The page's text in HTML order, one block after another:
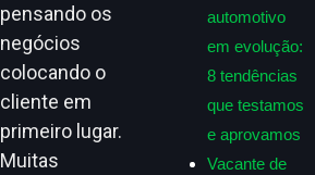
pensando os
negócios
colocando o
cliente em
primeiro lugar.
Muitas
automotivo
em evolução:
8 tendências
que testamos
e aprovamos
Vacante de